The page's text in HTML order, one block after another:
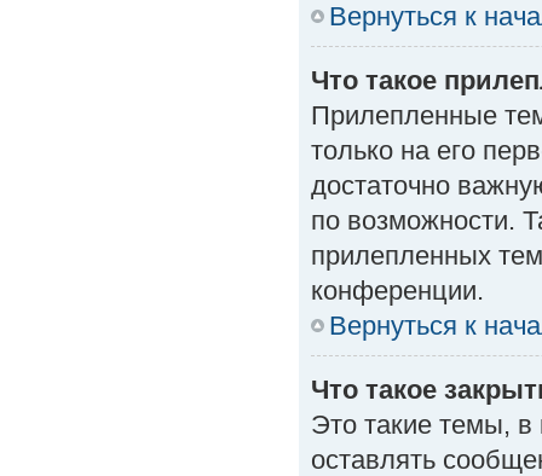
Вернуться к
Что такое
Прилепленные
только на его
достаточно
по возможности.
прилепленных
конференции.
Вернуться к
Что такое
Это такие темы, в
оставлять